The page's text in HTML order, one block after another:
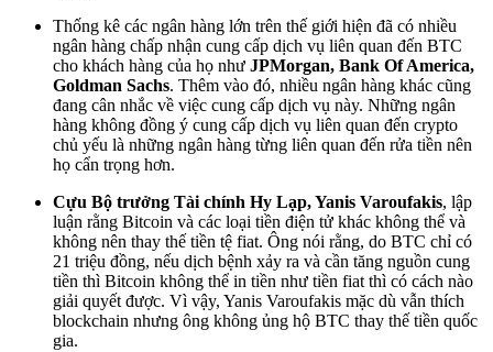
Thống kê các ngân hàng lớn trên thế giới hiện đã có nhiều
ngân hàng chấp nhận cung cấp dịch vụ liên quan đến BTC
cho khách hàng của họ như JPMorgan, Bank Of America,
Goldman Sachs. Thêm vào đó, nhiều ngân hàng khác cũng
đang cân nhắc về việc cung cấp dịch vụ này. Những ngân
hàng không đồng ý cung cấp dịch vụ liên quan đến crypto
chủ yếu là những ngân hàng từng liên quan đến rửa tiền nên
họ cẩn trọng hơn.
Cựu Bộ trưởng Tài chính Hy Lạp, Yanis Varoufakis, lập
luận rằng Bitcoin và các loại tiền điện tử khác không thể và
không nên thay thế tiền tệ fiat. Ông nói rằng, do BTC chỉ có
21 triệu đồng, nếu dịch bệnh xảy ra và cần tăng nguồn cung
tiền thì Bitcoin không thể in tiền như tiền fiat thì có cách nào
giải quyết được. Vì vậy, Yanis Varoufakis mặc dù vẫn thích
blockchain nhưng ông không ủng hộ BTC thay thế tiền quốc
gia.